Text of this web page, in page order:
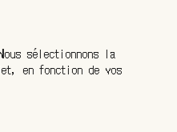
sélectionnons la
en fonction de vos